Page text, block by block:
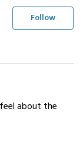
Follow
about the